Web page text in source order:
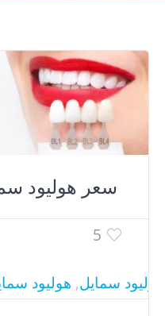
سعر هوليود
5
سمايل, هوليود